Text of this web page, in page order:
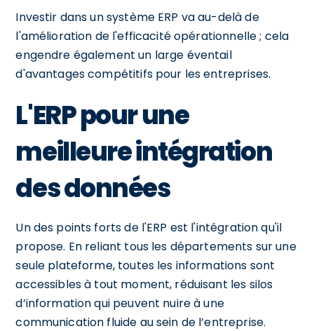
Investir dans un système ERP va au-delà de
l'amélioration de l'efficacité opérationnelle ; cela
engendre également un large éventail
d'avantages compétitifs pour les entreprises.
L'ERP pour une
meilleure intégration
des données
Un des points forts de l'ERP est l'intégration qu'il
propose. En reliant tous les départements sur une
seule plateforme, toutes les informations sont
accessibles à tout moment, réduisant les silos
d’information qui peuvent nuire à une
communication fluide au sein de l’entreprise.